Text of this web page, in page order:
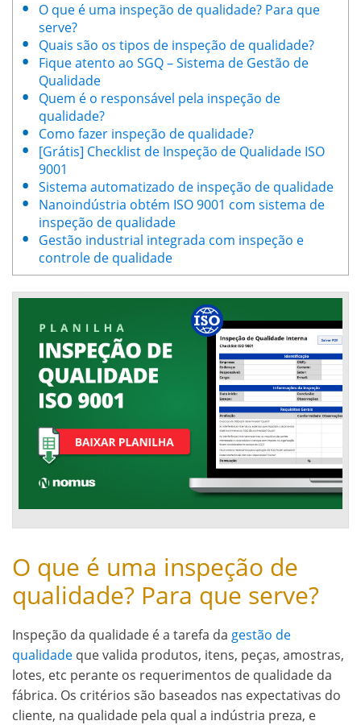
O que é uma inspeção de qualidade? Para que
serve?
Quais são os tipos de inspeção de qualidade?
Fique atento ao SGQ – Sistema de Gestão de
Qualidade
Quem é o responsável pela inspeção de
qualidade?
Como fazer inspeção de qualidade?
[Grátis] Checklist de Inspeção de Qualidade ISO
9001
Sistema automatizado de inspeção de qualidade
Nanoindústria obtém ISO 9001 com sistema de
inspeção de qualidade
Gestão industrial integrada com inspeção e
controle de qualidade
O que é uma inspeção de
qualidade? Para que serve?
Inspeção da qualidade é a tarefa da gestão de
qualidade que valida produtos, itens, peças, amostras,
lotes, etc perante os requerimentos de qualidade da
fábrica. Os critérios são baseados nas expectativas do
cliente, na qualidade pela qual a indústria preza, e